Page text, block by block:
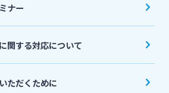
覧
ナー
関する対応について
ただくために